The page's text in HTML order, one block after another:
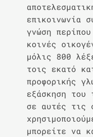
επικοινωνία
γνώση
κοινές
μόλις 800
τοις εκατό
προφορικής
εξάσκηση του
σε αυτές τις
μπορείτε να